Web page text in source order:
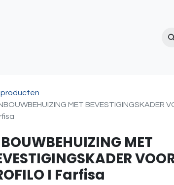
producten
MET BEVESTIGINGSKADER
MET
I Farfisa